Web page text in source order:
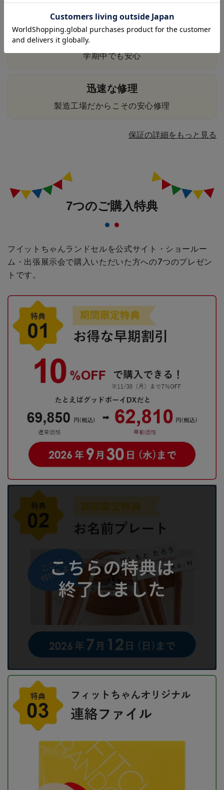
修理にかかる往復送料はすべて無料
貸出用ランドセル無料
学期中でも安心
迅速な修理
製造工場だからこその安心修理
保証の詳細をもっと見る
7つのご購入特典
フイットちゃんランドセルを公式サイト・ショールー
ム・出張展示会で購入いただいた方への7つのプレゼン
トです。